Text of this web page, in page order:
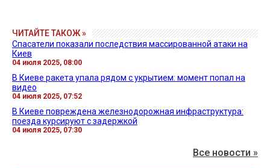
ЧИТАЙТЕ ТАКОЖ »
Спасатели показали последствия массированной атаки на
Киев
04 июля 2025, 08:00
В Киеве ракета упала рядом с укрытием: момент попал на
видео
04 июля 2025, 07:52
В Киеве повреждена железнодорожная инфраструктура:
поезда курсируют с задержкой
04 июля 2025, 07:30
Все новости »